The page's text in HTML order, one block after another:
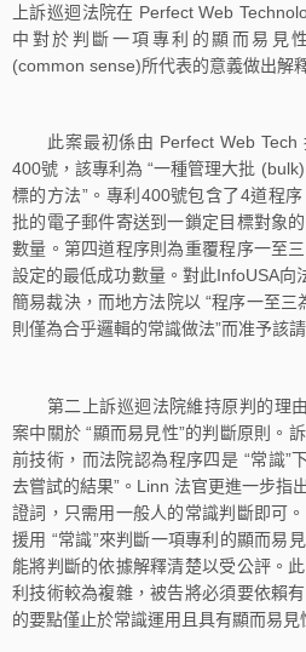
上訴巡迴法院在 Perfect Web
中對於判斷一項專利的顯而易見
(common sense)所代表的意義做出解
此案最初係由 Perfect Web Tech
400號，該專利為 “一種管理大批
標的方法”。專利400號包含了4道程
批的電子郵件寄送到一鎖定目標對象
數量。第四道程序則為重覆程序一至
設定的最低成功數量。對此InfoUSA向
簡易裁決，而地方法院以 “程序一至
則僅為合乎邏輯的常識做法”而准予該
第二上訴巡迴法院維持原判的理由
案中關於 “顯而易見性”的判斷原則。
前技術，而法院認為程序四是 “常識”
去嘗試的結果”。Linn 法官更進一步指
證詞，只需用一般人的常識判斷即可
援用 “常識”來判斷一項專利的顯而易
能將判斷的依據解釋清楚以受公評。
利技術較為複雜，被告將必須要依賴
的要點僅止於常識運用且具有顯而易見